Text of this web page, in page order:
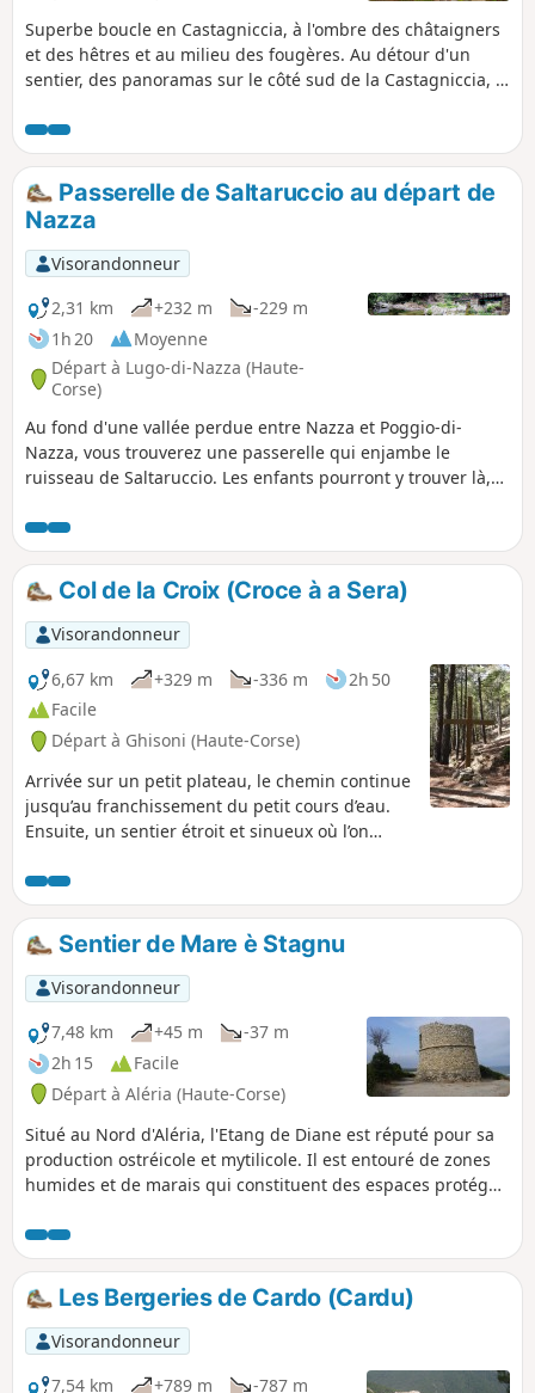
Superbe boucle en Castagniccia, à l'ombre des châtaigners
et des hêtres et au milieu des fougères. Au détour d'un
sentier, des panoramas sur le côté sud de la Castagniccia, la
arbres majestueux ou d'étranges sculptures façonnées par
la végétation sur des vestiges d'immenses châtaigniers.
Passerelle de Saltaruccio au départ de
Nazza
Visorandonneur
2,31 km
+232 m
-229 m
1h 20
Moyenne
Départ à Lugo-di-Nazza (Haute-
Corse)
Au fond d'une vallée perdue entre Nazza et Poggio-di-
Nazza, vous trouverez une passerelle qui enjambe le
ruisseau de Saltaruccio. Les enfants pourront y trouver là,
randonnée est d'une difficulté moyenne liée à la pente
empruntée parfois forte, mais elle est relativement facile
car de courte distance. Ainsi, vous pourrez facilement la
faire en famille et prévoir un pique-nique.
Col de la Croix (Croce à a Sera)
Visorandonneur
6,67 km
+329 m -336 m
2h 50
Facile
Départ à Ghisoni (Haute-Corse)
Arrivée sur un petit plateau, le chemin continue
jusqu’au franchissement du petit cours d’eau.
Ensuite, un sentier étroit et sinueux où l’on
nous fait grimper sous des châtaigniers,
jusqu’au col de la Croix. De là, suivre la piste à
droite et découvrez le splendide panorama de
la plaine orientale, la mer, sur les Monti Renoso
et Kyrie Eleison (Christe Eleison). La piste
redescend ensuite sur le village de Ghisoni.
Sentier de Mare è Stagnu
Visorandonneur
7,48 km
+45 m
-37 m
2h 15
Facile
Départ à Aléria (Haute-Corse)
Situé au Nord d'Aléria, l'Etang de Diane est réputé pour sa
production ostréicole et mytilicole. Il est entouré de zones
humides et de marais qui constituent des espaces protégés
sédentaires ou migrateurs et parfois des espèces
endémiques.
Les Bergeries de Cardo (Cardu)
Visorandonneur
7,54 km
+789 m -787 m